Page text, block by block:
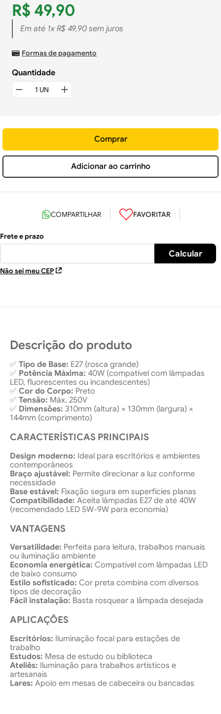
R$ 49,90
Em até 1x R$ 49,90sem juros
Formas de pagamento
Quantidade
Adicionar ao carrinho
Comprar
Não sei meu CEP
Descrição do produto
✅ Tipo de Base: E27 (rosca grande)
✅ Potência Máxima: 40W (compatível com lâmpadas
LED, fluorescentes ou incandescentes)
✅ Cor do Corpo: Preto
✅ Tensão: Máx. 250V
✅ Dimensões: 310mm (altura) × 130mm (largura) ×
144mm (comprimento)
CARACTERÍSTICAS PRINCIPAIS
Design moderno: Ideal para escritórios e ambientes
contemporâneos
Braço ajustável: Permite direcionar a luz conforme
necessidade
Base estável: Fixação segura em superfícies planas
Compatibilidade: Aceita lâmpadas E27 de até 40W
(recomendado LED 5W-9W para economia)
VANTAGENS
Versatilidade: Perfeita para leitura, trabalhos manuais
ou iluminação ambiente
Economia energética: Compatível com lâmpadas LED
de baixo consumo
Estilo sofisticado: Cor preta combina com diversos
tipos de decoração
Fácil instalação: Basta rosquear a lâmpada desejada
APLICAÇÕES
Escritórios: Iluminação focal para estações de
trabalho
Estudos: Mesa de estudo ou biblioteca
Ateliês: Iluminação para trabalhos artísticos e
artesanais
Lares: Apoio em mesas de cabeceira ou bancadas